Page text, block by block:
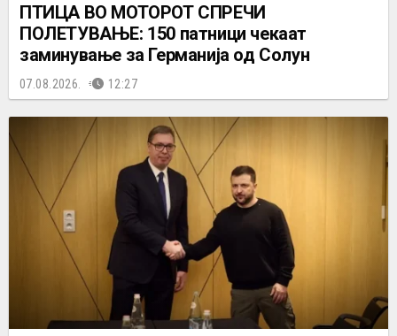
ПТИЦА ВО МОТОРОТ СПРЕЧИ
ПОЛЕТУВАЊЕ: 150 патници чекаат
заминување за Германија од Солун
07.08.2026. 12:27